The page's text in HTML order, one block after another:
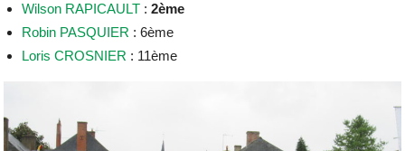
Wilson RAPICAULT :2ème
Robin PASQUIER : 6ème
Loris CROSNIER : 11ème